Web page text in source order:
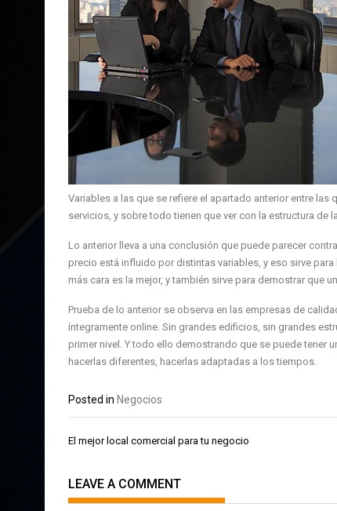
Variables a las que se refiere el apartado anterior entre
servicios, y sobre todo tienen que ver con la estructura de
Lo anterior lleva a una conclusión que puede parecer
precio está influido por distintas variables, y eso sirve
más cara es la mejor, y también sirve para demostrar que
Prueba de lo anterior se observa en las empresas de
íntegramente online. Sin grandes edificios, sin grandes
primer nivel. Y todo ello demostrando que se puede tener
hacerlas diferentes, hacerlas adaptadas a los tiempos.
Posted in Negocios
Navegación
entradas
El mejor local comercial para tu negocio
LEAVE A COMMENT